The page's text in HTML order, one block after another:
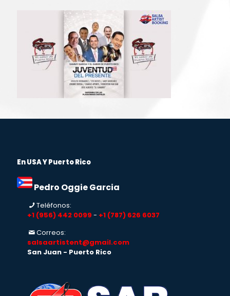
En USA Y Puerto Rico
Pedro Oggie Garcia
Teléfonos:
+1 (956) 442 0099 - +1 (787) 626 6037
Correos:
salsaartistent@gmail.com
San Juan - Puerto Rico